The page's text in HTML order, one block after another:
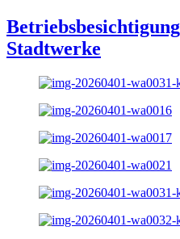
Stadtwerke